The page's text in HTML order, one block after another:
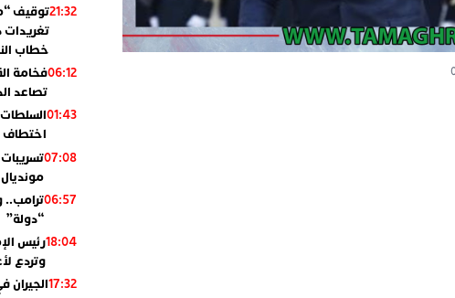
21:32توقيف
خطاب
06:12فخامة
تصاعد
01:43
اختطاف
07:08
مونديال 2010
06:57ترامب..
“دولة”
18:04رئيس
وتردع
17:32الجيران